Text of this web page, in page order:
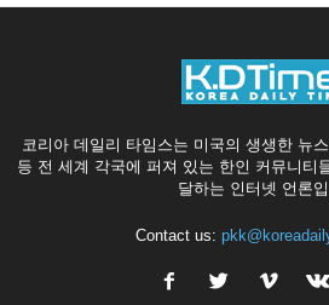
코리아 데일리 타임스는 미국의 생생한 뉴
등 전 세계 각국에 퍼져 있는 한인 커뮤니티
달하는 인터넷 언론
Contact us: